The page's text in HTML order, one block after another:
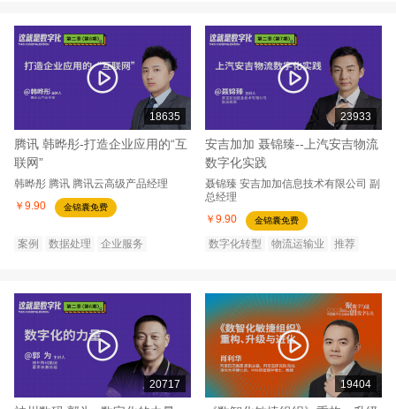
18635
腾讯 韩晔彤-打造企业应用的“互
联网”
韩晔彤 腾讯 腾讯云高级产品经理
￥9.90
金锦囊免费
案例 数据处理 企业服务
23933
安吉加加 聂锦臻--上汽安吉物流
数字化实践
聂锦臻 安吉加加信息技术有限公司 副
总经理
￥9.90
金锦囊免费
数字化转型 物流运输业 推荐
20717 19404